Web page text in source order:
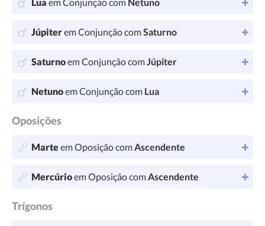
Júpiterem Conjunção comSaturno
Saturnoem Conjunção comJúpiter
Netunoem Conjunção com Lua
Oposições
Marteem Oposição comAscendente
Mercúrioem Oposição comAscendente
Trígonos